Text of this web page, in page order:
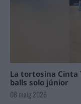
La tortosina Cinta
balls solo júnior
08 maig 2026